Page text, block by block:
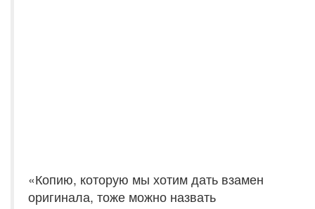
«Копию, которую мы хотим дать взамен
оригинала, тоже можно назвать